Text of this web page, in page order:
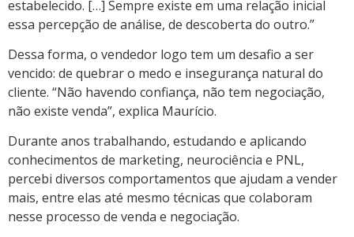
estabelecido. […] Sempre existe em uma relação inicial
essa percepção de análise, de descoberta do outro.”
Dessa forma, o vendedor logo tem um desafio a ser
vencido: de quebrar o medo e insegurança natural do
cliente. “Não havendo confiança, não tem negociação,
não existe venda”, explica Maurício.
Durante anos trabalhando, estudando e aplicando
conhecimentos de marketing, neurociência e PNL,
percebi diversos comportamentos que ajudam a vender
mais, entre elas até mesmo técnicas que colaboram
nesse processo de venda e negociação.